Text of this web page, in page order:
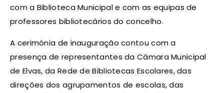
com a Biblioteca Municipal e com as equipas de
professores bibliotecários do concelho.
A cerimónia de inauguração contou com a
presença de representantes da Câmara Municipal
de Elvas, da Rede de Bibliotecas Escolares, das
direções dos agrupamentos de escolas, das